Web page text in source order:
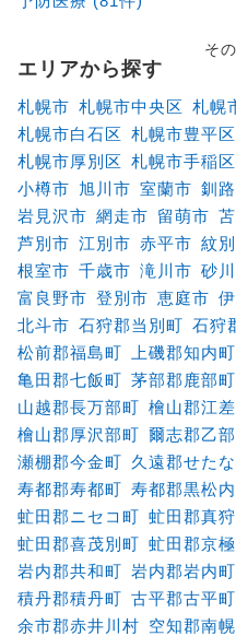
そ
エリアから探す
札幌市 札幌市中央区 札幌
札幌市白石区 札幌市豊平区
札幌市厚別区 札幌市手稲区
小樽市 旭川市 室蘭市 釧
岩見沢市 網走市 留萌市
芦別市 江別市 赤平市 紋
根室市 千歳市 滝川市 砂
富良野市 登別市 恵庭市
北斗市 石狩郡当別町 石狩
松前郡福島町
上磯郡知内町
亀田郡七飯町 茅部郡鹿部町
山越郡長万部町 檜山郡江
檜山郡厚沢部町 爾志郡乙
瀬棚郡今金町 久遠郡せた
寿都郡寿都町 寿都郡黒松
虻田郡ニセコ町 虻田郡真
虻田郡喜茂別町 虻田郡京
岩内郡共和町 岩内郡岩内町
積丹郡積丹町 古平郡古平町
余市郡赤井川村 空知郡南